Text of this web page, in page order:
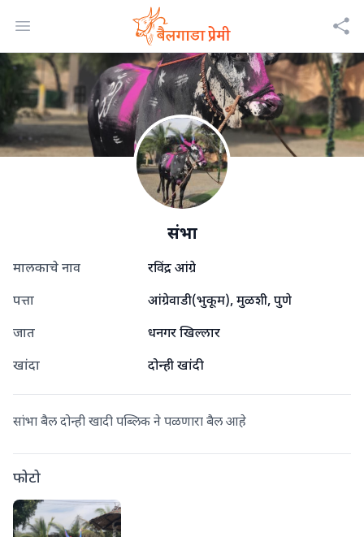
Open menu
संभा
मालकाचे नाव
रविंद्र आंग्रे
पत्ता
आंग्रेवाडी(भुकूम), मुळशी, पुणे
जात
धनगर खिल्लार
खांदा
दोन्ही खांदी
सांभा बैल दोन्ही खादी पब्लिक ने पळणारा बैल आहे
फोटो